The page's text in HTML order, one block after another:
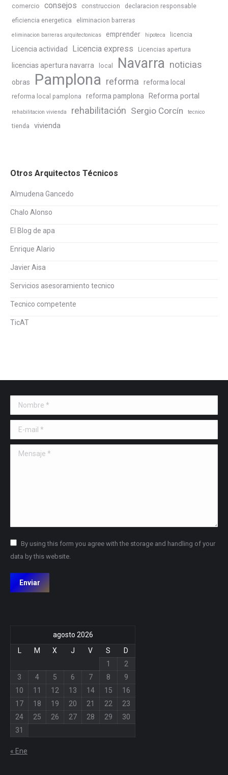
comercio consejos construccion
declaracion responsable
eficiencia energetica
eliminacion barreras
eliminacion barreras arquitectonicas emprender hipoteca licencia
Licencia actividad Licencia express Licencias apertura
licencias apertura navarra local Navarra noticias
obras Pamplona reforma reforma local
reforma local pamplona reforma pamplona Reforma portal
rehabilitacion vivienda rehabilitación Sergio Corcín tecnico
tienda vivienda
Otros Arquitectos Técnicos
Almudena Gancedo
Chalo Alonso
El Blog de apa
Enrique Alario
Javier Aisa
Servicios asesoramiento tecnico
Tecnico competente
TicAT
Nombre *
E-mail *
Mensaje *
By using this form you agree with the storage and handling of your
data by this website.
Enviar
agosto 2026
L
M X J V S
D
1
2
3
4 5 6 7 8
9
10
11 12 13 14 15
16
17
18 19 20 21 22
23
24
25 26 27 28 29
30
31
« Ene